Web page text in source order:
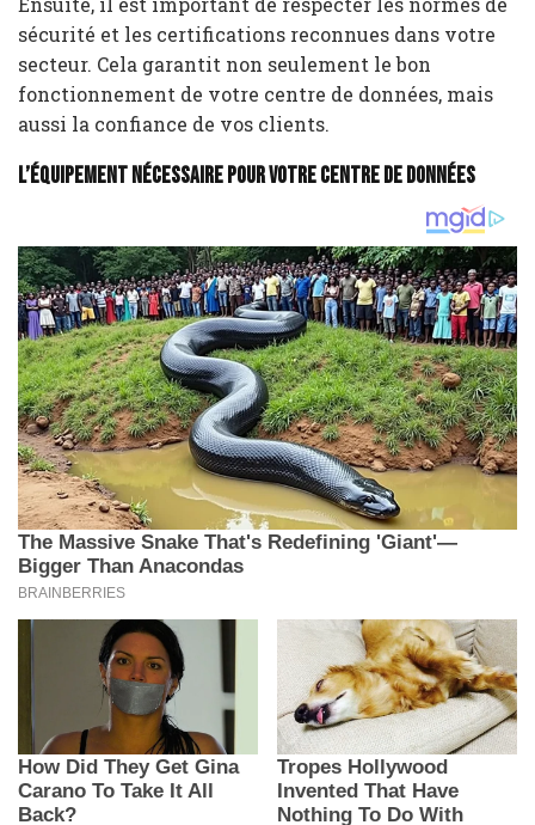
sécurité et les certifications reconnues dans votre
secteur. Cela garantit non seulement le bon
fonctionnement de votre centre de données, mais
aussi la confiance de vos clients.
L’équipement nécessaire pour votre centre de données